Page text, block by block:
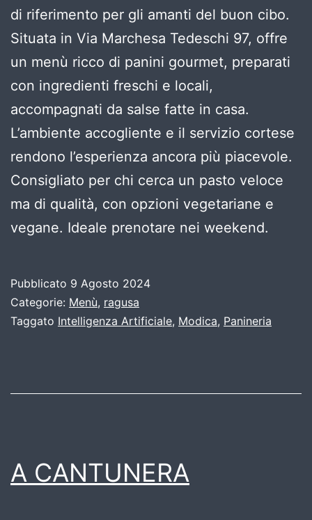
di riferimento per gli amanti del buon cibo.
Situata in Via Marchesa Tedeschi 97, offre
un menù ricco di panini gourmet, preparati
con ingredienti freschi e locali,
accompagnati da salse fatte in casa.
L’ambiente accogliente e il servizio cortese
rendono l’esperienza ancora più piacevole.
Consigliato per chi cerca un pasto veloce
ma di qualità, con opzioni vegetariane e
vegane. Ideale prenotare nei weekend.
Pubblicato 9 Agosto 2024
Categorie: Menù, ragusa
Taggato Intelligenza Artificiale, Modica, Panineria
A CANTUNERA